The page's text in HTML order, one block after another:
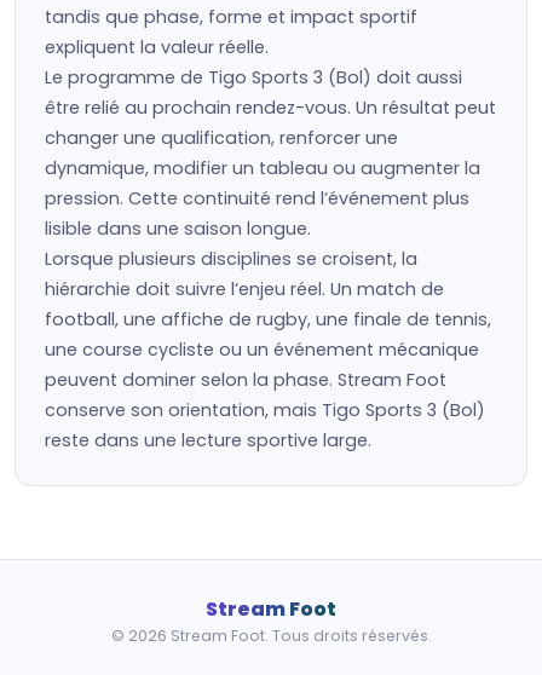
tandis que phase, forme et impact sportif
expliquent la valeur réelle.
Le programme de Tigo Sports 3 (Bol) doit aussi
être relié au prochain rendez-vous. Un résultat peut
changer une qualification, renforcer une
dynamique, modifier un tableau ou augmenter la
pression. Cette continuité rend l’événement plus
lisible dans une saison longue.
Lorsque plusieurs disciplines se croisent, la
hiérarchie doit suivre l’enjeu réel. Un match de
football, une affiche de rugby, une finale de tennis,
une course cycliste ou un événement mécanique
peuvent dominer selon la phase. Stream Foot
conserve son orientation, mais Tigo Sports 3 (Bol)
reste dans une lecture sportive large.
Stream Foot
© 2026 Stream Foot. Tous droits réservés.